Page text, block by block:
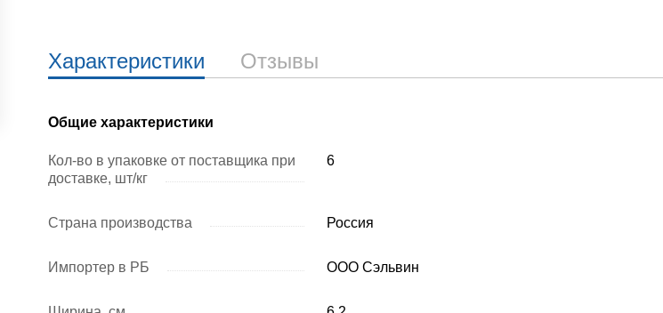
Характеристики Отзывы
Общие характеристики
Кол-во в упаковке от поставщика при
доставке, шт/кг
6
Страна производства Россия
Импортер в РБ ООО Сэльвин